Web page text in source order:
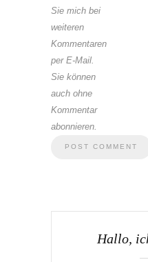
Sie mich bei
weiteren
Kommentaren
per E-Mail.
Sie können
auch ohne
Kommentar
abonnieren.
Hallo,